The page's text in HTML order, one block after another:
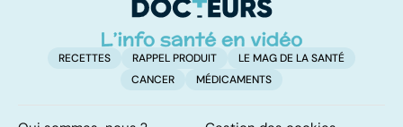
RECETTES RAPPEL PRODUIT
LE MAG DE LA SANTÉ
CANCER
MÉDICAMENTS